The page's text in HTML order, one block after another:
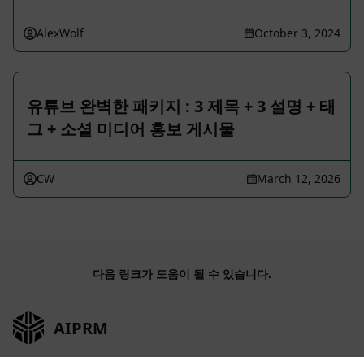
AlexWolf October 3, 2024
유튜브 완벽한 패키지 : 3 제목 + 3 설명 + 태
그 + 소셜 미디어 홍보 게시물
CW March 12, 2026
다음 링크가 도움이 될 수 있습니다.
AIPRM